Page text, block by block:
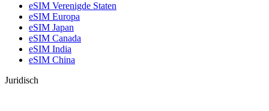
eSIM Verenigde Staten
eSIM Europa
eSIM Japan
eSIM Canada
eSIM India
eSIM China
Juridisch